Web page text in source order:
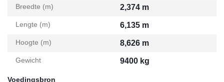
Breedte (m) 2,374 m
Lengte (m) 6,135 m
Hoogte (m) 8,626 m
Gewicht 9400 kg
Voedingsbron